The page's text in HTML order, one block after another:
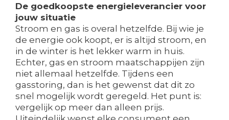
De goedkoopste energieleverancier voor
jouw situatie
Stroom en gas is overal hetzelfde. Bij wie je
de energie ook koopt, er is altijd stroom, en
in de winter is het lekker warm in huis.
Echter, gas en stroom maatschappijen zijn
niet allemaal hetzelfde. Tijdens een
gasstoring, dan is het gewenst dat dit zo
snel mogelijk wordt geregeld. Het punt is:
vergelijk op meer dan alleen prijs.